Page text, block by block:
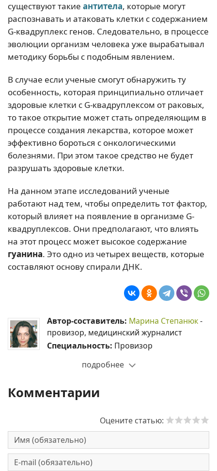
существуют такие антитела, которые могут
распознавать и атаковать клетки с содержанием
G-квадруплекс генов. Следовательно, в процессе
эволюции организм человека уже вырабатывал
методику борьбы с подобным явлением.
В случае если ученые смогут обнаружить ту
особенность, которая принципиально отличает
здоровые клетки с G-квадруплексом от раковых,
то такое открытие может стать определяющим в
процессе создания лекарства, которое может
эффективно бороться с онкологическими
болезнями. При этом такое средство не будет
разрушать здоровые клетки.
На данном этапе исследований ученые
работают над тем, чтобы определить тот фактор,
который влияет на появление в организме G-
квадруплексов. Они предполагают, что влиять
на этот процесс может высокое содержание
гуанина. Это одно из четырех веществ, которые
составляют основу спирали ДНК.
Автор-составитель: Марина Степанюк-
провизор, медицинский журналист
Специальность: Провизор
подробнее
Комментарии
Оцените статью: